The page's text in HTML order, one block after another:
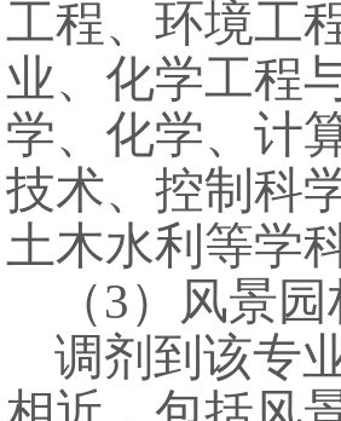
工程、环境工
业、化学工程
学、化学、计
技术、控制科
土木水利等学
（3）
风景
调剂到该专